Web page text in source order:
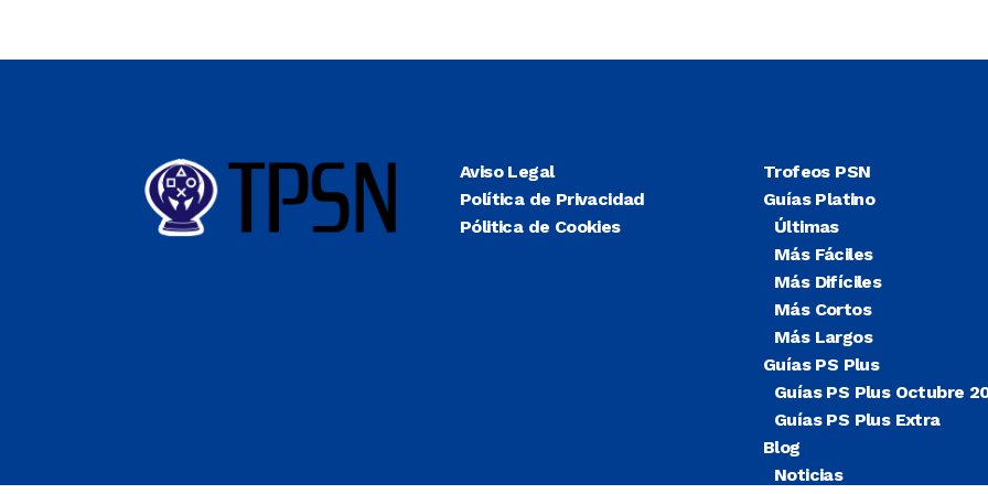
Aviso Legal
Política de Privacidad
Pólitica de Cookies
Trofeos PSN
Guías Platino
Últimas
Más Fáciles
Más Difíciles
Más Cortos
Más Largos
Guías PS Plus
Guías PS Plus Octubre
Guías PS Plus Extra
Blog
Noticias